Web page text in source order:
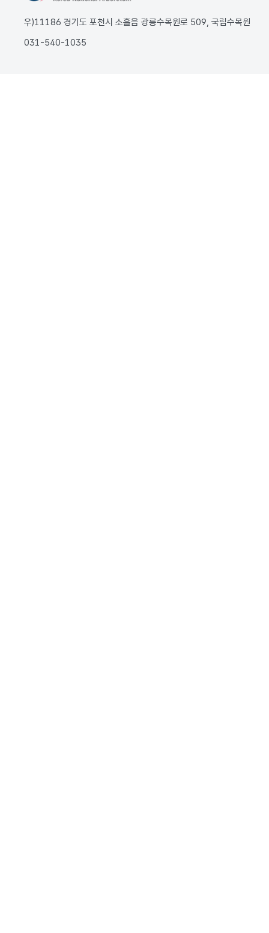
우)11186 경기도 포천시 소흘읍 광릉수목원로 509, 국립수목원
031-540-1035